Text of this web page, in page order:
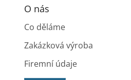
O nás
Co děláme
Zakázková výroba
Firemní údaje